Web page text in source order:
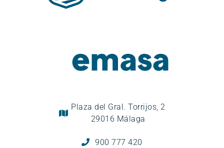
Plaza del Gral. Torrijos, 2
29016 Málaga
900 777 420